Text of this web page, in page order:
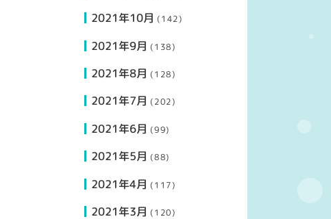
2021年10月 (142)
2021年9月 (138)
2021年8月 (128)
2021年7月 (202)
2021年6月 (99)
2021年5月 (88)
2021年4月 (117)
2021年3月 (120)